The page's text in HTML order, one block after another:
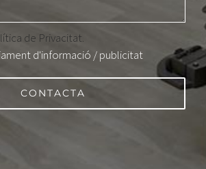
de Privacitat.
d'informació / publicitat